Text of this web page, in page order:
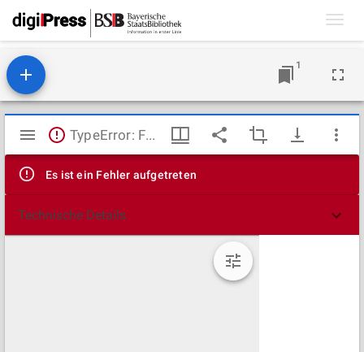
1
Mirador
Viewer
TypeError: Failed to fetch
Es ist ein Fehler aufgetreten
Technische Details